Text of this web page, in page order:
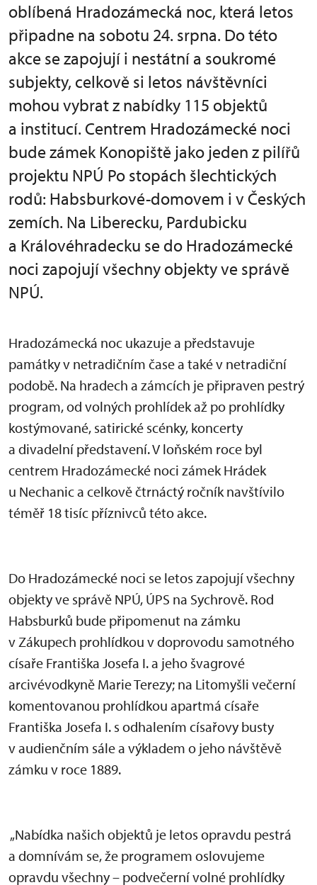
oblíbená Hradozámecká noc, která letos
připadne na sobotu 24. srpna. Do této
akce se zapojují i nestátní a soukromé
subjekty, celkově si letos návštěvníci
mohou vybrat z nabídky 115 objektů
a institucí. Centrem Hradozámecké noci
bude zámek Konopiště jako jeden z pilířů
projektu NPÚ Po stopách šlechtických
rodů: Habsburkové-domovem i v Českých
zemích. Na Liberecku, Pardubicku
a Královéhradecku se do Hradozámecké
noci zapojují všechny objekty ve správě
NPÚ.
Hradozámecká noc ukazuje a představuje
památky v netradičním čase a také v netradiční
podobě. Na hradech a zámcích je připraven pestrý
program, od volných prohlídek až po prohlídky
kostýmované, satirické scénky, koncerty
a divadelní představení. V loňském roce byl
centrem Hradozámecké noci zámek Hrádek
u Nechanic a celkově čtrnáctý ročník navštívilo
téměř 18 tisíc příznivců této akce.
Do Hradozámecké noci se letos zapojují všechny
objekty ve správě NPÚ, ÚPS na Sychrově. Rod
Habsburků bude připomenut na zámku
v Zákupech prohlídkou v doprovodu samotného
císaře Františka Josefa I. a jeho švagrové
arcivévodkyně Marie Terezy; na Litomyšli večerní
komentovanou prohlídkou apartmá císaře
Františka Josefa I. s odhalením císařovy busty
v audienčním sále a výkladem o jeho návštěvě
zámku v roce 1889.
„Nabídka našich objektů je letos opravdu pestrá
a domnívám se, že programem oslovujeme
opravdu všechny – podvečerní volné prohlídky